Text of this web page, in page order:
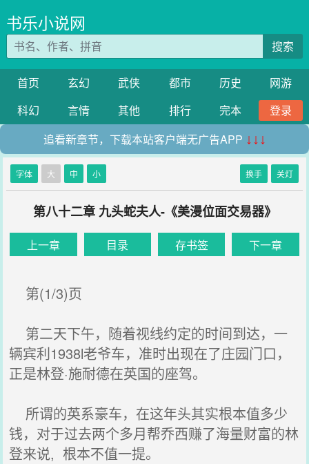
书乐小说网
搜索
首页 玄幻 武侠 都市 历史
网游
科幻
言情 其他 排行 完本
登录
追看新章节，下载本站客户端无广告APP ↓↓↓
字体 大 中 小 换手 关灯
第八十二章 九头蛇夫人-《美漫位面交易器》
上一章 目录 存书签 下一章
第(1/3)页
第二天下午，随着视线约定的时间到达，一
辆宾利1938l老爷车，准时出现在了庄园门口，
正是林登·施耐德在英国的座驾。
所谓的英系豪车，在这年头其实根本值多少
钱，对于过去两个多月帮乔西赚了海量财富的林
登来说, 根本不值一提。